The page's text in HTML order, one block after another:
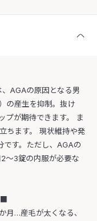
AGAの原因となる男
の産生を抑制。抜け
プが期待できます。 ま
ちます。 現状維持や発
です。ただし、AGAの
〜3錠の内服が必要な
■
月…産毛が太くなる、